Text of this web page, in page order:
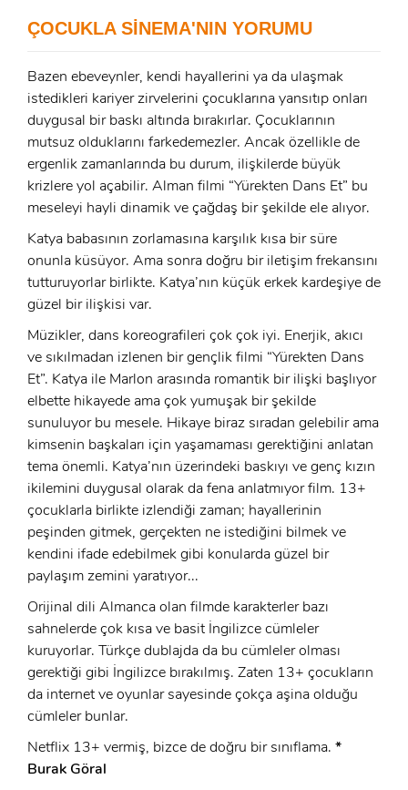
x
GIRIŞ YAP
E-Posta:
Şifre:
Beni Hatırla
GIRIŞ
x
Ad Soyad:
E-Posta:
Şifre:
ÜYE OL
GIRIŞ
ÇOCUKLA SİNEMA'NIN YORUMU
Bazen ebeveynler, kendi hayallerini ya da ulaşmak
istedikleri kariyer zirvelerini çocuklarına yansıtıp onları
duygusal bir baskı altında bırakırlar. Çocuklarının
mutsuz olduklarını farkedemezler. Ancak özellikle de
ergenlik zamanlarında bu durum, ilişkilerde büyük
krizlere yol açabilir. Alman filmi “Yürekten Dans Et” bu
meseleyi hayli dinamik ve çağdaş bir şekilde ele alıyor.
Katya babasının zorlamasına karşılık kısa bir süre
onunla küsüyor. Ama sonra doğru bir iletişim frekansını
tutturuyorlar birlikte. Katya’nın küçük erkek kardeşiye de
güzel bir ilişkisi var.
Müzikler, dans koreografileri çok çok iyi. Enerjik, akıcı
ve sıkılmadan izlenen bir gençlik filmi “Yürekten Dans
Et”. Katya ile Marlon arasında romantik bir ilişki başlıyor
elbette hikayede ama çok yumuşak bir şekilde
sunuluyor bu mesele. Hikaye biraz sıradan gelebilir ama
kimsenin başkaları için yaşamaması gerektiğini anlatan
tema önemli. Katya’nın üzerindeki baskıyı ve genç kızın
ikilemini duygusal olarak da fena anlatmıyor film. 13+
çocuklarla birlikte izlendiği zaman; hayallerinin
peşinden gitmek, gerçekten ne istediğini bilmek ve
kendini ifade edebilmek gibi konularda güzel bir
paylaşım zemini yaratıyor...
Orijinal dili Almanca olan filmde karakterler bazı
sahnelerde çok kısa ve basit İngilizce cümleler
kuruyorlar. Türkçe dublajda da bu cümleler olması
gerektiği gibi İngilizce bırakılmış. Zaten 13+ çocukların
da internet ve oyunlar sayesinde çokça aşina olduğu
cümleler bunlar.
Netflix 13+ vermiş, bizce de doğru bir sınıflama. *
Burak Göral